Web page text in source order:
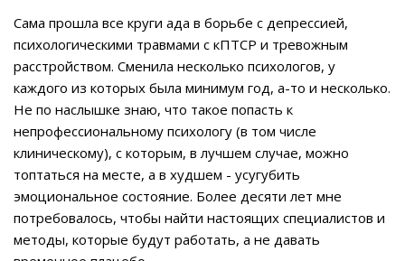
Сама прошла все круги ада в борьбе с депрессией,
психологическими травмами с кПТСР и тревожным
расстройством. Сменила несколько психологов, у
каждого из которых была минимум год, а-то и несколько.
Не по наслышке знаю, что такое попасть к
непрофессиональному психологу (в том числе
клиническому), с которым, в лучшем случае, можно
топтаться на месте, а в худшем - усугубить
эмоциональное состояние. Более десяти лет мне
потребовалось, чтобы найти настоящих специалистов и
методы, которые будут работать, а не давать